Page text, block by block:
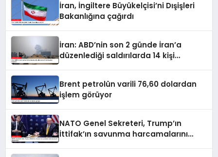
İran, İngiltere Büyükelçisi’ni Dışişleri
Bakanlığına çağırdı
İran: ABD’nin son 2 günde İran’a
düzenlediği saldırılarda 14 kişi
Brent petrolün varili 76,60 dolardan
işlem görüyor
NATO Genel Sekreteri, Trump’ın
İttifak’ın savunma harcamalarını